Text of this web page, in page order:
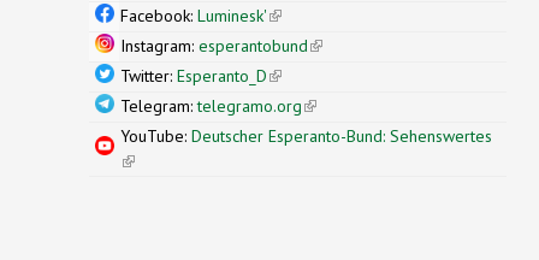
Facebook: Luminesk'(link is external)
Instagram: esperantobund(link is external)
Twitter: Esperanto_D(link is external)
Telegram:telegramo.org(link is external)
YouTube: Deutscher Esperanto-Bund: Sehenswertes
(link is external)